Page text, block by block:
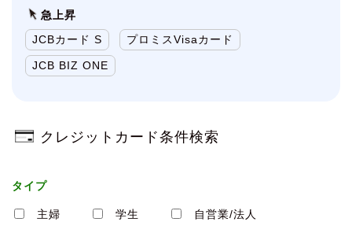
急上昇
JCBカード S
プロミスVisaカード
JCB BIZ ONE
クレジットカード条件検索
タイプ
主婦 学生 自営業/法人